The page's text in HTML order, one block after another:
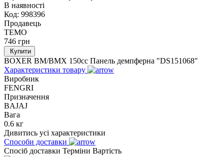
В наявності
Код: 998396
Продавець
TEMO
746 грн
Купити
BOXER BM/ВМX 150cc Панель демпферна "DS151068"
Характеристики товару
Виробник
FENGRI
Призначення
BAJAJ
Вага
0.6 кг
Дивитись усі характеристики
Способи доставки
Спосіб доставки Терміни Вартість